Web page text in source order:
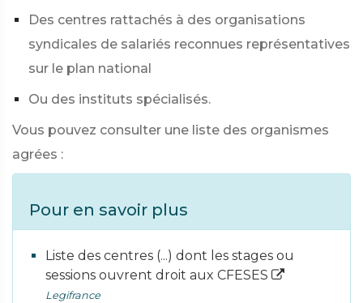
Des centres rattachés à des organisations
syndicales de salariés reconnues représentatives
sur le plan national
Ou des instituts spécialisés.
Vous pouvez consulter une liste des organismes
agrées :
Pour en savoir plus
Liste des centres (...) dont les stages ou
sessions ouvrent droit aux CFESES
Legifrance